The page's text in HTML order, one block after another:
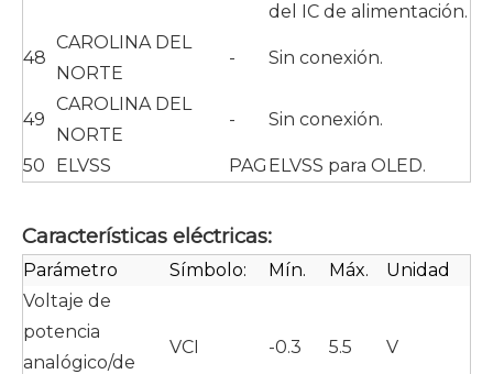
del IC de alimentación.
48
CAROLINA DEL
NORTE
- Sin conexión.
49
CAROLINA DEL
NORTE
- Sin conexión.
50 ELVSS PAG ELVSS para OLED.
Características eléctricas:
Parámetro Símbolo: Mín. Máx.
Unidad
Voltaje de
potencia
analógico/de
VCI -0.3 5.5 V